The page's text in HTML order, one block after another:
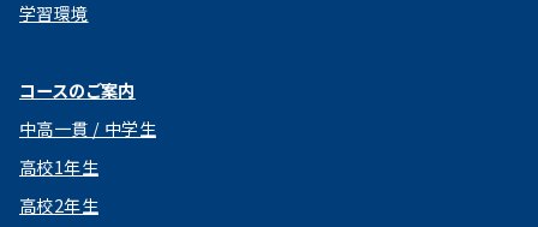
学習環境
コースのご案内
中高一貫 / 中学生
高校1年生
高校2年生